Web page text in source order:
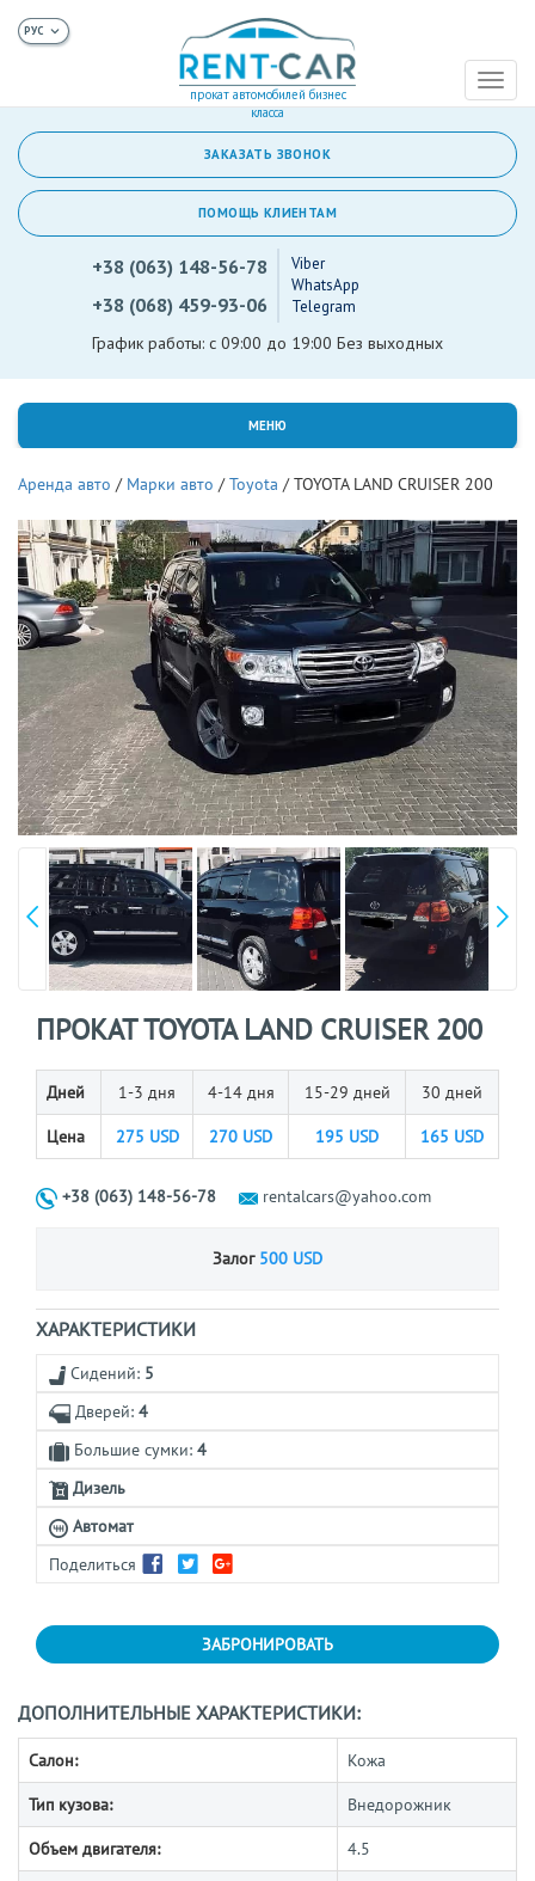
прокат автомобилей бизнес
класса
+38 (063) 148-56-78
+38 (068) 459-93-06
Viber
WhatsApp
Telegram
График работы: с 09:00 до 19:00 Без выходных
ЗАКАЗАТЬ ЗВОНОК
ПОМОЩЬ КЛИЕНТАМ
МЕНЮ
Аренда авто / Марки авто /Toyota /TOYOTA LAND CRUISER 200
ПРОКАТ TOYOTA LAND CRUISER 200
Дней 1-3 дня 4-14 дня 15-29 дней 30 дней
Цена 275 USD 270 USD 195 USD 165 USD
+38 (063) 148-56-78 rentalcars@yahoo.com
Залог 500 USD
ХАРАКТЕРИСТИКИ
Сидений: 5
Дверей: 4
Большие сумки: 4
Дизель
Автомат
Поделиться
ЗАБРОНИРОВАТЬ
ДОПОЛНИТЕЛЬНЫЕ ХАРАКТЕРИСТИКИ:
Салон: Кожа
Тип кузова: Внедорожник
Объем двигателя: 4.5